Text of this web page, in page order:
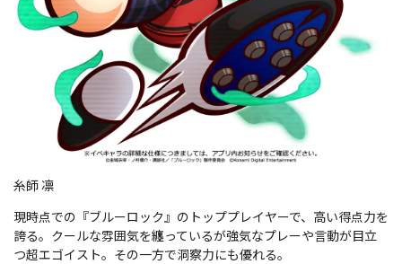
糸師 凛
現時点での『ブルーロック』のトッププレイヤーで、高い得点力を
誇る。クールな雰囲気を纏っているが強気なプレーや言動が目立
つ超エゴイスト。その一方で洞察力にも優れる。